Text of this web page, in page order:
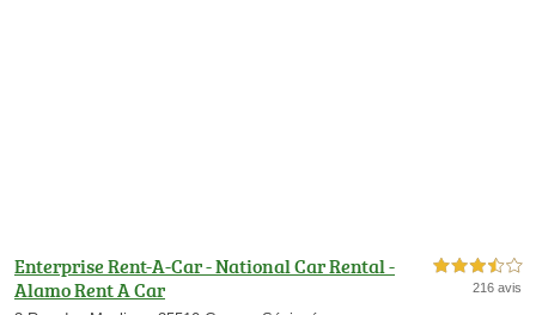
Enterprise Rent-A-Car - National Car Rental -
Alamo Rent A Car
3,5 étoiles sur 5
216 avis